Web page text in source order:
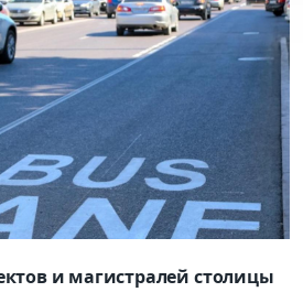
и магистралей столицы